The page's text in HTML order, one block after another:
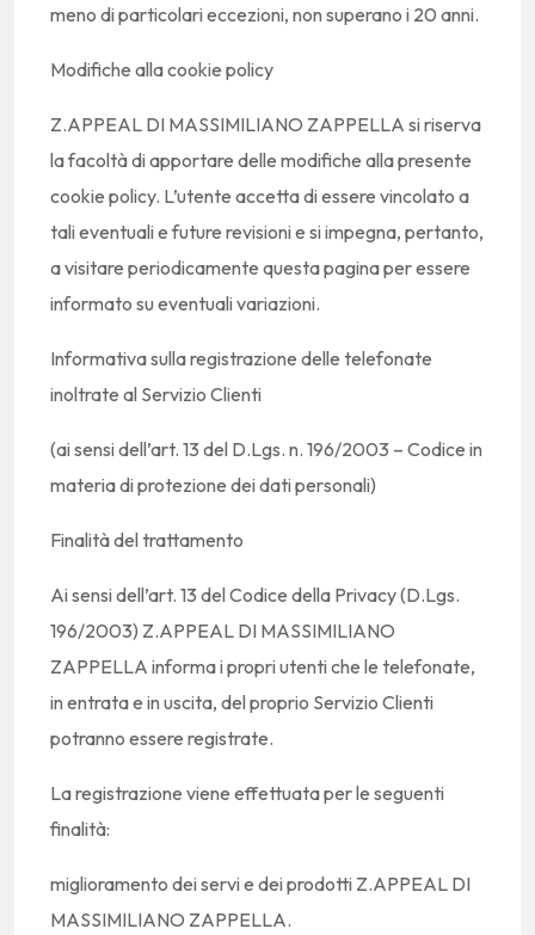
meno di particolari eccezioni, non superano i 20 anni.
Modifiche alla cookie policy
Z.APPEAL DI MASSIMILIANO ZAPPELLA si riserva
la facoltà di apportare delle modifiche alla presente
cookie policy. L’utente accetta di essere vincolato a
tali eventuali e future revisioni e si impegna, pertanto,
a visitare periodicamente questa pagina per essere
informato su eventuali variazioni.
Informativa sulla registrazione delle telefonate
inoltrate al Servizio Clienti
(ai sensi dell’art. 13 del D.Lgs. n. 196/2003 – Codice in
materia di protezione dei dati personali)
Finalità del trattamento
Ai sensi dell’art. 13 del Codice della Privacy (D.Lgs.
196/2003) Z.APPEAL DI MASSIMILIANO
ZAPPELLA informa i propri utenti che le telefonate,
in entrata e in uscita, del proprio Servizio Clienti
potranno essere registrate.
La registrazione viene effettuata per le seguenti
finalità:
miglioramento dei servi e dei prodotti Z.APPEAL DI
MASSIMILIANO ZAPPELLA.